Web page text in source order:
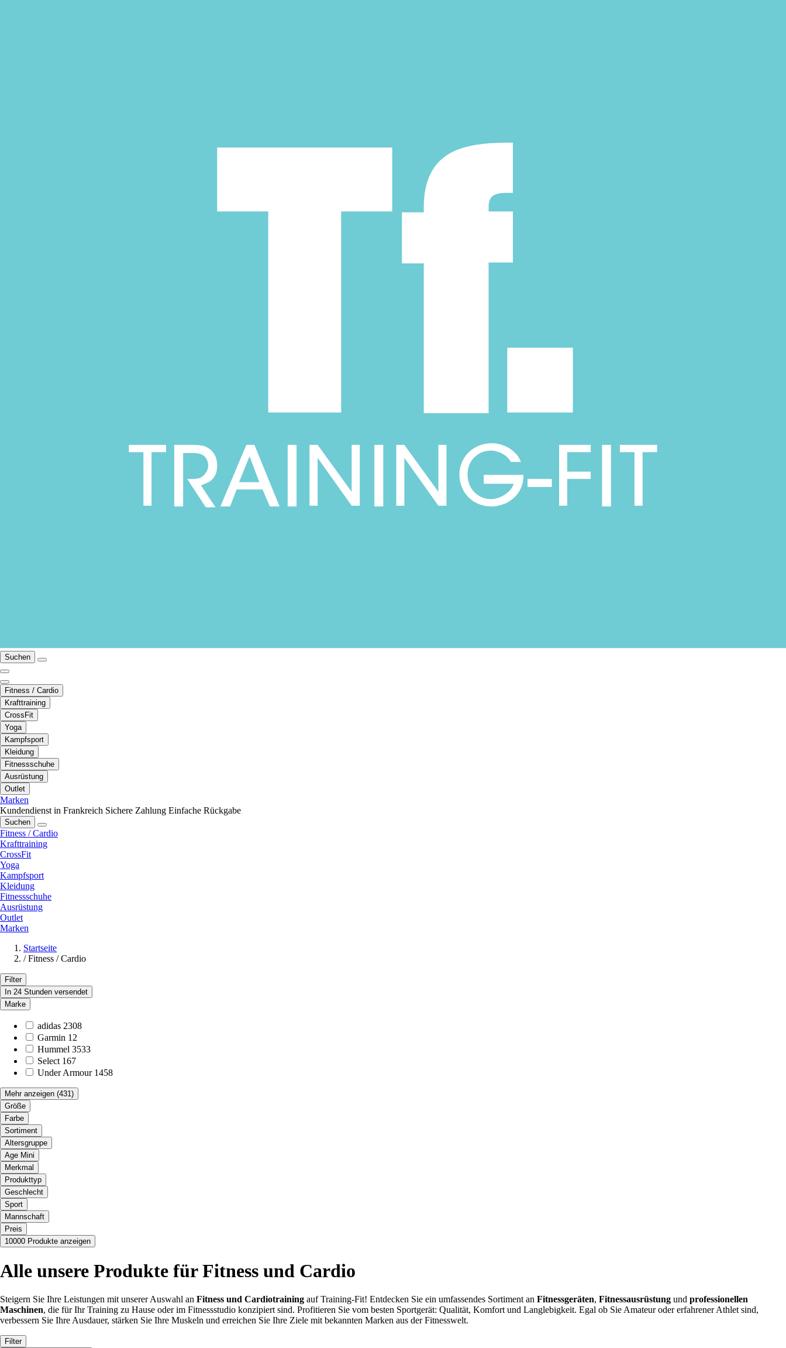
Suchen
Fitness / Cardio
Krafttraining
CrossFit
Yoga
Kampfsport
Kleidung
Fitnessschuhe
Ausrüstung
Outlet
Marken
Kundendienst in Frankreich Sichere Zahlung Einfache Rückgabe
Suchen
Fitness / Cardio
Krafttraining
CrossFit
Yoga
Kampfsport
Kleidung
Fitnessschuhe
Ausrüstung
Outlet
Marken
Startseite
/ Fitness / Cardio
Filter
In 24 Stunden versendet
Marke
adidas 2308
Garmin 12
Hummel 3533
Select 167
Under Armour 1458
Mehr anzeigen (431)
Größe
Farbe
Sortiment
Altersgruppe
Age Mini
Merkmal
Produkttyp
Geschlecht
Sport
Mannschaft
Preis
10000 Produkte anzeigen
Alle unsere Produkte für Fitness und Cardio
Steigern Sie Ihre Leistungen mit unserer Auswahl an Fitness und Cardiotraining auf Training-Fit! Entdecken Sie ein umfassendes Sortiment an Fitnessgeräten, Fitnessausrüstung und professionellen
Maschinen, die für Ihr Training zu Hause oder im Fitnessstudio konzipiert sind. Profitieren Sie vom besten Sportgerät: Qualität, Komfort und Langlebigkeit. Egal ob Sie Amateur oder erfahrener Athlet sind,
verbessern Sie Ihre Ausdauer, stärken Sie Ihre Muskeln und erreichen Sie Ihre Ziele mit bekannten Marken aus der Fitnesswelt.
Filter